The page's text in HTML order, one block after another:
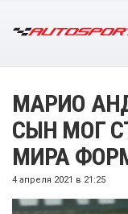
МАРИО
СЫН МОГ
МИРА
4 апреля 2021 в 21:25